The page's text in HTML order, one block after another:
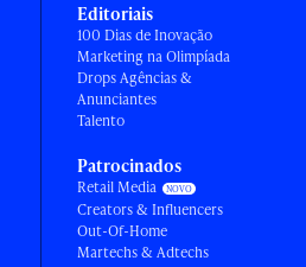
Editoriais
100 Dias de Inovação
Marketing na Olimpíada
Drops Agências &
Anunciantes
Talento
Patrocinados
Retail Media
Creators & Influencers
Out-Of-Home
Martechs & Adtechs